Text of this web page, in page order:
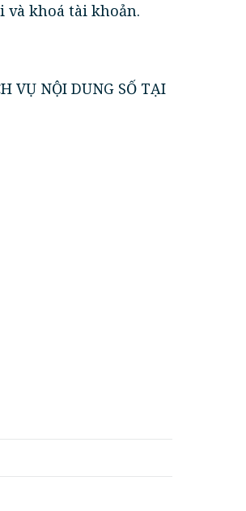
và khoá tài khoản.
VỤ NỘI DUNG SỐ TẠI